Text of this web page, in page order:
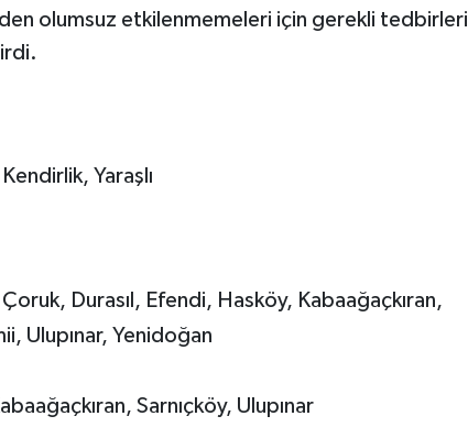
olumsuz etkilenmemeleri için gerekli tedbirleri
Yaraşlı
Durasıl, Efendi, Hasköy, Kabaağaçkıran,
Ulupınar, Yenidoğan
Sarnıçköy, Ulupınar